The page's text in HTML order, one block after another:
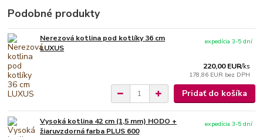
Podobné produkty
Nerezová kotlina pod kotlíky 36 cm
LUXUS
220,00 EUR/ks
178,86 EUR bez DPH
expedícia 3-5 dní
Pridať do košíka
Vysoká kotlina 42 cm (1,5 mm) HODO +
žiaruvzdorná farba PLUS 600
expedícia 3-5 dní